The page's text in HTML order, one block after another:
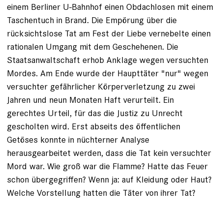
einem Berliner U-Bahnhof einen Obdachlosen mit einem
Taschentuch in Brand. Die ­Empörung über die
rücksichtslose Tat am Fest der Liebe vernebelte einen
rationalen Umgang mit dem Geschehenen. Die
Staatsanwaltschaft erhob Anklage wegen versuchten
Mordes. Am Ende wurde der Haupttäter "nur" wegen
versuchter gefährlicher Körperverletzung zu zwei
Jahren und neun Monaten Haft verurteilt. Ein
gerechtes Urteil, für das die Justiz zu Unrecht
gescholten wird. Erst abseits des öffentlichen
Getöses konnte in nüchterner Analyse
herausgearbeitet werden, dass die Tat kein versuchter
Mord war. Wie groß war die Flamme? Hatte das Feuer
schon übergegriffen? Wenn ja: auf Kleidung oder Haut?
Welche Vorstellung hatten die Täter von ihrer Tat?